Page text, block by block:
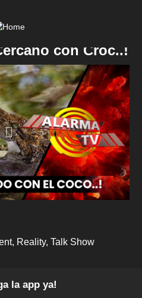
con Croc..!
Reality Talk Show
la app ya!